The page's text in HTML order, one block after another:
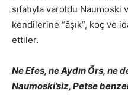
sıfatıyla varoldu Naumoski
kendilerine “âşık”, koç ve
ettiler.
Ne Efes, ne Aydın Örs, ne
Naumoski’siz, Petse